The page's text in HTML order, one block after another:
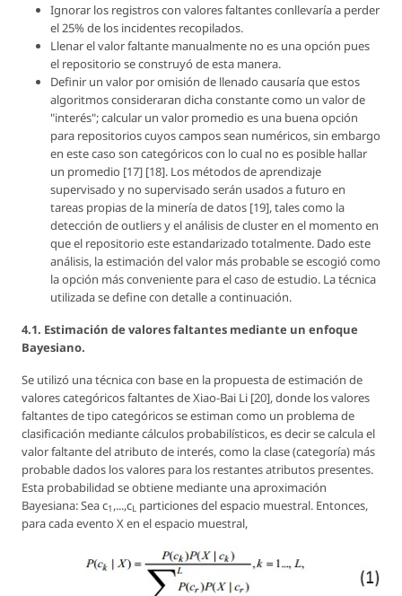
Ignorar los registros con valores faltantes conllevaría a perder
el 25% de los incidentes recopilados.
Llenar el valor faltante manualmente no es una opción pues
el repositorio se construyó de esta manera.
Definir un valor por omisión de llenado causaría que estos
algoritmos consideraran dicha constante como un valor de
"interés"; calcular un valor promedio es una buena opción
para repositorios cuyos campos sean numéricos, sin embargo
en este caso son categóricos con lo cual no es posible hallar
un promedio [17] [18]. Los métodos de aprendizaje
supervisado y no supervisado serán usados a futuro en
tareas propias de la minería de datos [19], tales como la
detección de outliers y el análisis de cluster en el momento en
que el repositorio este estandarizado totalmente. Dado este
análisis, la estimación del valor más probable se escogió como
la opción más conveniente para el caso de estudio. La técnica
utilizada se define con detalle a continuación.
4.1. Estimación de valores faltantes mediante un enfoque
Bayesiano.
Se utilizó una técnica con base en la propuesta de estimación de
valores categóricos faltantes de Xiao-Bai Li [20], donde los valores
faltantes de tipo categóricos se estiman como un problema de
clasificación mediante cálculos probabilísticos, es decir se calcula el
valor faltante del atributo de interés, como la clase (categoría) más
probable dados los valores para los restantes atributos presentes.
Esta probabilidad se obtiene mediante una aproximación
Bayesiana: Seac1 ,...,cL particiones del espacio muestral. Entonces,
para cada evento X en el espacio muestral,